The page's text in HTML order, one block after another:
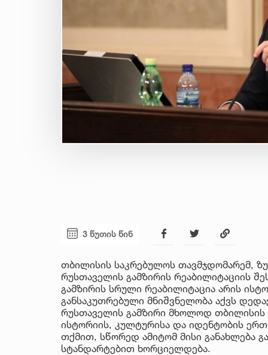
3 წუთის წინ
თბილისის საკრებულოს თავმჯდომარემ,
რუსთაველის გამზირის რეაბილიტაციის
გამზირის სრული რეაბილიტაცია არის
განსაკუთრებული მნიშვნელობა აქვს
რუსთაველის გამზირი მხოლოდ თბილისის
ისტორიის, კულტურისა და იდენტობის
თქმით, სწორედ ამიტომ მისი განახლება
სტანდარტებით ხორციელდება.